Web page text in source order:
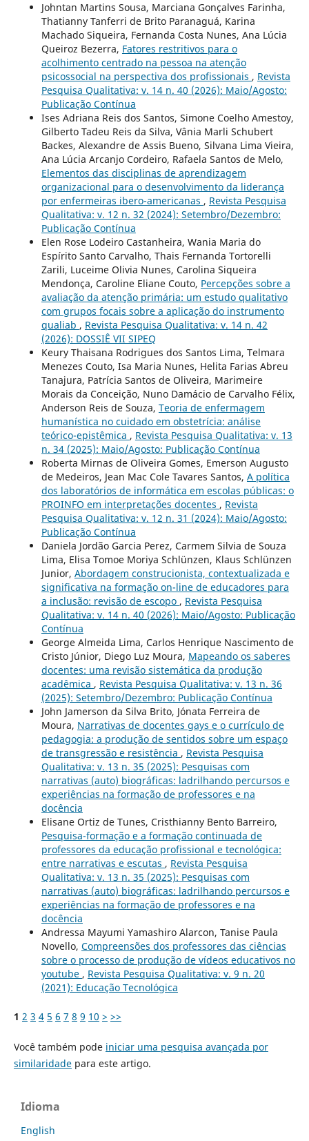
Johntan Martins Sousa, Marciana Gonçalves Farinha,
Thatianny Tanferri de Brito Paranaguá, Karina
Machado Siqueira, Fernanda Costa Nunes, Ana Lúcia
Queiroz Bezerra, Fatores restritivos para o
acolhimento centrado na pessoa na atenção
psicossocial na perspectiva dos profissionais , Revista
Pesquisa Qualitativa: v. 14 n. 40 (2026): Maio/Agosto:
Publicação Contínua
Ises Adriana Reis dos Santos, Simone Coelho Amestoy,
Gilberto Tadeu Reis da Silva, Vânia Marli Schubert
Backes, Alexandre de Assis Bueno, Silvana Lima Vieira,
Ana Lúcia Arcanjo Cordeiro, Rafaela Santos de Melo,
Elementos das disciplinas de aprendizagem
organizacional para o desenvolvimento da liderança
por enfermeiras ibero-americanas , Revista Pesquisa
Qualitativa: v. 12 n. 32 (2024): Setembro/Dezembro:
Publicação Contínua
Elen Rose Lodeiro Castanheira, Wania Maria do
Espírito Santo Carvalho, Thais Fernanda Tortorelli
Zarili, Luceime Olivia Nunes, Carolina Siqueira
Mendonça, Caroline Eliane Couto, Percepções sobre a
avaliação da atenção primária: um estudo qualitativo
com grupos focais sobre a aplicação do instrumento
qualiab , Revista Pesquisa Qualitativa: v. 14 n. 42
(2026): DOSSIÊ VII SIPEQ
Keury Thaisana Rodrigues dos Santos Lima, Telmara
Menezes Couto, Isa Maria Nunes, Helita Farias Abreu
Tanajura, Patrícia Santos de Oliveira, Marimeire
Morais da Conceição, Nuno Damácio de Carvalho Félix,
Anderson Reis de Souza, Teoria de enfermagem
humanística no cuidado em obstetrícia: análise
teórico-epistêmica , Revista Pesquisa Qualitativa: v. 13
n. 34 (2025): Maio/Agosto: Publicação Contínua
Roberta Mirnas de Oliveira Gomes, Emerson Augusto
de Medeiros, Jean Mac Cole Tavares Santos, A política
dos laboratórios de informática em escolas públicas: o
PROINFO em interpretações docentes , Revista
Pesquisa Qualitativa: v. 12 n. 31 (2024): Maio/Agosto:
Publicação Contínua
Daniela Jordão Garcia Perez, Carmem Silvia de Souza
Lima, Elisa Tomoe Moriya Schlünzen, Klaus Schlünzen
Junior, Abordagem construcionista, contextualizada e
significativa na formação on-line de educadores para
a inclusão: revisão de escopo , Revista Pesquisa
Qualitativa: v. 14 n. 40 (2026): Maio/Agosto: Publicação
Contínua
George Almeida Lima, Carlos Henrique Nascimento de
Cristo Júnior, Diego Luz Moura, Mapeando os saberes
docentes: uma revisão sistemática da produção
acadêmica , Revista Pesquisa Qualitativa: v. 13 n. 36
(2025): Setembro/Dezembro: Publicação Contínua
John Jamerson da Silva Brito, Jónata Ferreira de
Moura, Narrativas de docentes gays e o currículo de
pedagogia: a produção de sentidos sobre um espaço
de transgressão e resistência , Revista Pesquisa
Qualitativa: v. 13 n. 35 (2025): Pesquisas com
narrativas (auto) biográficas: ladrilhando percursos e
experiências na formação de professores e na
docência
Elisane Ortiz de Tunes, Cristhianny Bento Barreiro,
Pesquisa-formação e a formação continuada de
professores da educação profissional e tecnológica:
entre narrativas e escutas , Revista Pesquisa
Qualitativa: v. 13 n. 35 (2025): Pesquisas com
narrativas (auto) biográficas: ladrilhando percursos e
experiências na formação de professores e na
docência
Andressa Mayumi Yamashiro Alarcon, Tanise Paula
Novello, Compreensões dos professores das ciências
sobre o processo de produção de vídeos educativos no
youtube , Revista Pesquisa Qualitativa: v. 9 n. 20
(2021): Educação Tecnológica
1 2 3 4 5 6 7 8 9 10 > >>
Você também pode iniciar uma pesquisa avançada por
similaridadepara este artigo.
Idioma
English